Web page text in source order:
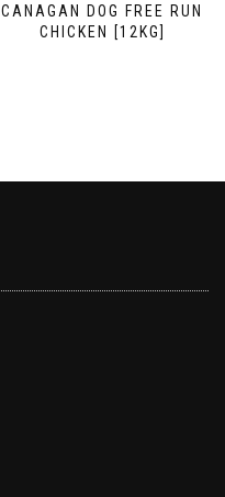
CANAGAN DOG FREE RUN
CHICKEN [12KG]